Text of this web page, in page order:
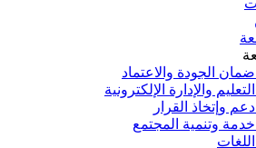
الجودة والاعتماد
والإدارة الإلكترونية
وإتخاذ القرار
وتنمية المجتمع